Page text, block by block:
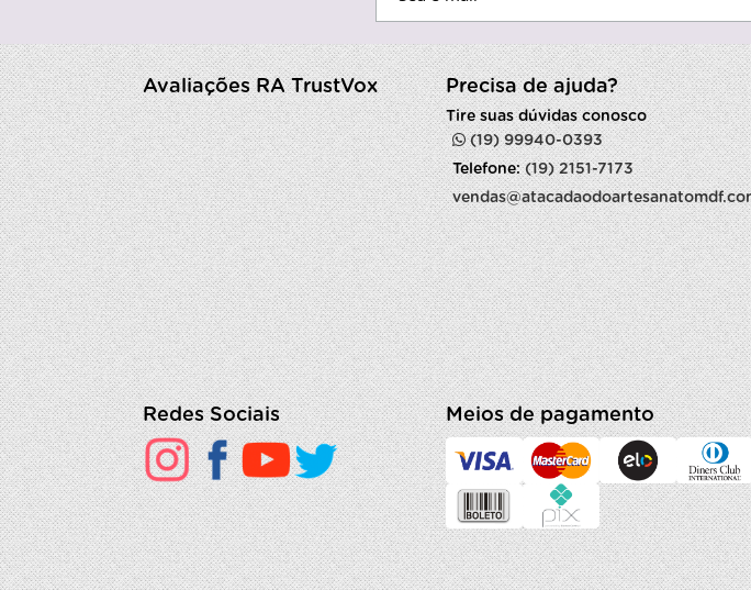
Avaliações RA TrustVox Precisa de ajuda?
Tire suas dúvidas conosco
(19) 99940-0393
Telefone:(19) 2151-7173
Redes Sociais Meios de pagamento